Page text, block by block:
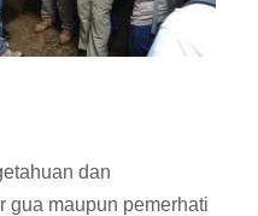
dan
gua maupun pemerhati